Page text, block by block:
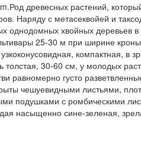
древесных растений,
Наряду с метасеквойей и
однодомных хвойных деревьев
25-30 м при ширине
компактная, в
толстая, 30-60 см, у молодых
равномерно густо
чешуевидными листьями,
подушками с ромбическими
насыщенно сине-зеленая,